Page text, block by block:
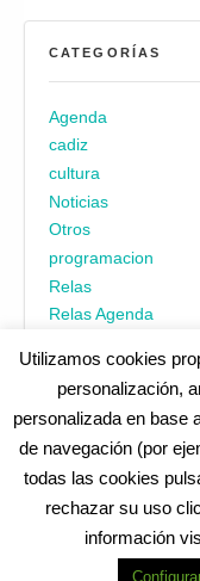
CATEGORÍAS
Agenda
cadiz
cultura
Noticias
Otros
programacion
Relas
Relas Agenda
¿No encuentras
Aviso legal| Política
Redes Sociales
Utilizamos cookies
personalización,
personalizada en base
de navegación (por
todas las cookies
rechazar su uso
información